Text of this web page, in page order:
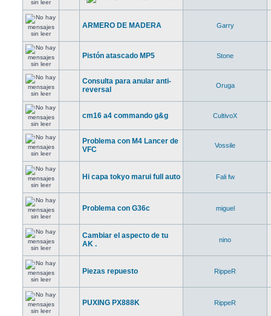
ARMERO DE MADERA Garry
Pistón atascado MP5 Stone
Consulta para anular anti-
reversal
Oruga
cm16 a4 commando g&g CultivoX
Problema con M4 Lancer de
VFC
Vossile
Hi capa tokyo marui full auto Fali fw
Problema con G36c miguel
Cambiar el aspecto de tu
AK .
nino
Piezas repuesto RippeR
PUXING PX888K RippeR